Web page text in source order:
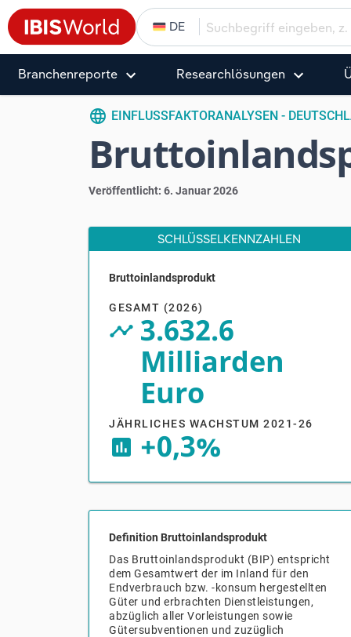
DE
Branchenreporte Research­­­­lösungen
language EINFLUSSFAKTORANALYSEN -
Veröffentlicht: 6. Januar 2026
SCHLÜSSELKENNZAHLEN
Bruttoinlandsprodukt
GESAMT (2026)
timeline_circle
3.632.6
Milliarden
Euro
JÄHRLICHES WACHSTUM 2021-26
insert_chart +0,3%
Definition Bruttoinlandsprodukt
Das Bruttoinlandsprodukt (BIP) entspricht
dem Gesamtwert der im Inland für den
Endverbrauch bzw. -konsum hergestellten
Güter und erbrachten Dienstleistungen,
abzüglich aller Vorleistungen sowie
Gütersubventionen und zuzüglich